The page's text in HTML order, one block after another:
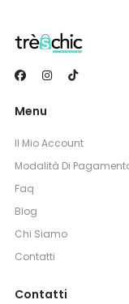
Menu
Il Mio Account
Modalità Di
Faq
Blog
Chi Siamo
Contatti
Contatti